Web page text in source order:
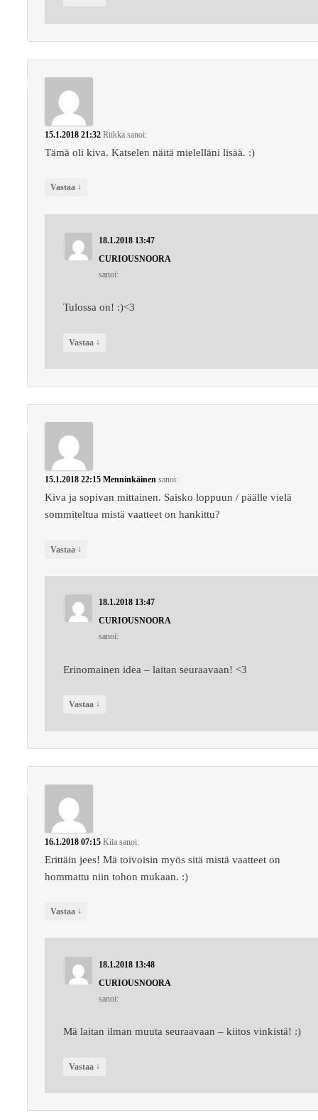
15.1.2018 21:32 Riikka sanoi:
Tämä oli kiva. Katselen näitä mielelläni lisää. :)
Vastaa ↓
18.1.2018 13:47
CURIOUSNOORA
sanoi:
Tulossa on! :)<3
Vastaa ↓
15.1.2018 22:15 Menninkäinen sanoi:
Kiva ja sopivan mittainen. Saisko loppuun / päälle vielä
sommiteltua mistä vaatteet on hankittu?
Vastaa ↓
18.1.2018 13:47
CURIOUSNOORA
sanoi:
Erinomainen idea – laitan seuraavaan! <3
Vastaa ↓
16.1.2018 07:15 Kiia sanoi:
Erittäin jees! Mä toivoisin myös sitä mistä vaatteet on
hommattu niin tohon mukaan. :)
Vastaa ↓
18.1.2018 13:48
CURIOUSNOORA
sanoi:
Mä laitan ilman muuta seuraavaan – kiitos vinkistä! :)
Vastaa ↓